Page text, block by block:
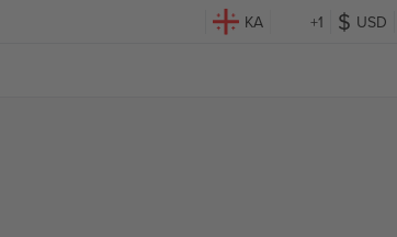
KA +1 USD